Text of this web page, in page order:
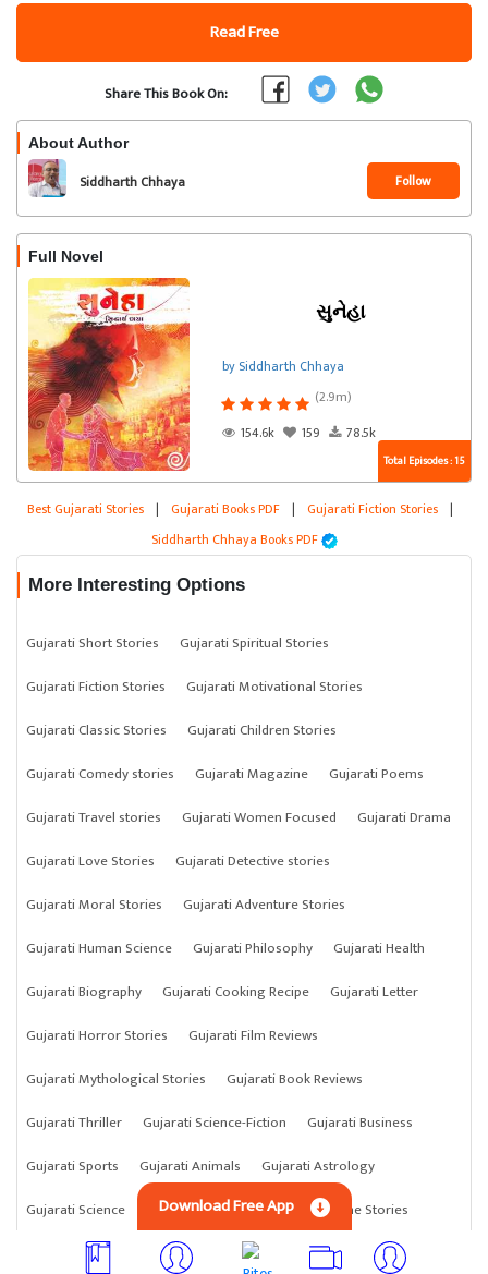
Read Free
Share This Book On:
About Author
Siddharth Chhaya Follow
Full Novel
સુનેહા
by Siddharth Chhaya
(2.9m)
154.6k
159 78.5k
Total Episodes : 15
Best Gujarati Stories | Gujarati Books PDF | Gujarati Fiction Stories |
Siddharth Chhaya Books PDF
More Interesting Options
Gujarati Short Stories
Gujarati Spiritual Stories
Gujarati Fiction Stories
Gujarati Motivational Stories
Gujarati Classic Stories
Gujarati Children Stories
Gujarati Comedy stories
Gujarati Magazine
Gujarati Poems
Gujarati Travel stories
Gujarati Women Focused
Gujarati Drama
Gujarati Love Stories
Gujarati Detective stories
Gujarati Moral Stories
Gujarati Adventure Stories
Gujarati Human Science
Gujarati Philosophy
Gujarati Health
Gujarati Biography
Gujarati Cooking Recipe
Gujarati Letter
Gujarati Horror Stories
Gujarati Film Reviews
Gujarati Mythological Stories
Gujarati Book Reviews
Gujarati Thriller
Gujarati Science-Fiction
Gujarati Business
Gujarati Sports
Gujarati Animals
Gujarati Astrology
Gujarati Science
Gujarati Anything Gujarati Crime Stories
Download Free App